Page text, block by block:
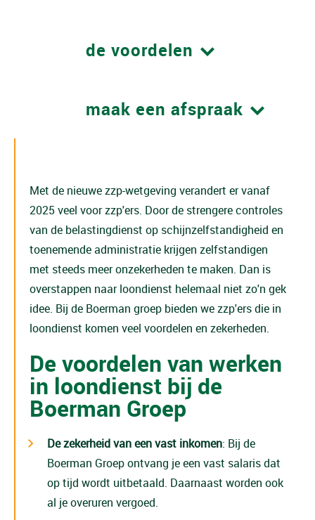
de voordelen
maak een afspraak
Met de nieuwe zzp-wetgeving verandert er vanaf
2025 veel voor zzp'ers. Door de strengere controles
van de belastingdienst op schijnzelfstandigheid en
toenemende administratie krijgen zelfstandigen
met steeds meer onzekerheden te maken. Dan is
overstappen naar loondienst helemaal niet zo'n gek
idee. Bij de Boerman groep bieden we zzp'ers die in
loondienst komen veel voordelen en zekerheden.
De voordelen van werken
in loondienst bij de
Boerman Groep
De zekerheid van een vast inkomen: Bij de
Boerman Groep ontvang je een vast salaris dat
op tijd wordt uitbetaald. Daarnaast worden ook
al je overuren vergoed.